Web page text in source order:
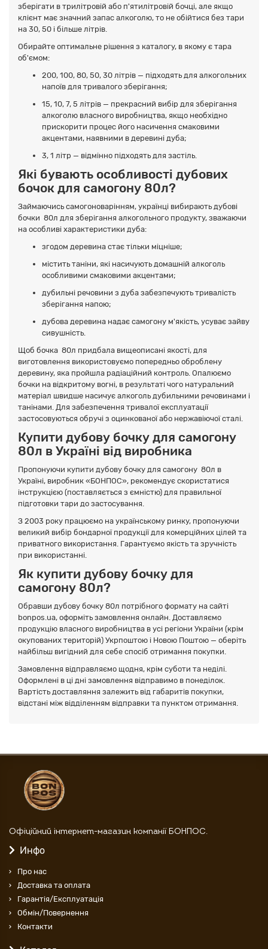
зберігати в трилітровій або п'ятилітровій бочці, але якщо
клієнт має значний запас алкоголю, то не обійтися без тари
на 30, 50 і більше літрів.
Обирайте оптимальне рішення з каталогу, в якому є тара
об'ємом:
200, 100, 80, 50, 30 літрів — підходять для алкогольних
напоїв для тривалого зберігання;
15, 10, 7, 5 літрів — прекрасний вибір для зберігання
алкоголю власного виробництва, якщо необхідно
прискорити процес його насичення смаковими
акцентами, наявними в деревині дуба;
3, 1 літр — відмінно підходять для застіль.
Які бувають особливості дубових
бочок для самогону 80л?
Займаючись самогоноварінням, українці вибирають дубові
бочки 80л для зберігання алкогольного продукту, зважаючи
на особливі характеристики дуба:
згодом деревина стає тільки міцніше;
містить таніни, які насичують домашній алкоголь
особливими смаковими акцентами;
дубильні речовини з дуба забезпечують тривалість
зберігання напою;
дубова деревина надає самогону м'якість, усуває зайву
сивушність.
Щоб бочка 80л придбала вищеописані якості, для
виготовлення використовуємо попередньо оброблену
деревину, яка пройшла радіаційний контроль. Опалюємо
бочки на відкритому вогні, в результаті чого натуральний
матеріал швидше насичує алкоголь дубильними речовинами і
танінами. Для забезпечення тривалої експлуатації
застосовуються обручі з оцинкованої або нержавіючої сталі.
Купити дубову бочку для самогону
80л в Україні від виробника
Пропонуючи купити дубову бочку для самогону 80л в
Україні, виробник «БОНПОС», рекомендує скористатися
інструкцією (поставляється з ємністю) для правильної
підготовки тари до застосування.
З 2003 року працюємо на українському ринку, пропонуючи
великий вибір бондарної продукції для комерційних цілей та
приватного використання. Гарантуємо якість та зручність
при використанні.
Як купити дубову бочку для
самогону 80л?
Обравши дубову бочку 80л потрібного формату на сайті
bonpos.ua, оформіть замовлення онлайн. Доставляємо
продукцію власного виробництва в усі регіони України (крім
окупованих територій) Укрпоштою і Новою Поштою — оберіть
найбільш вигідний для себе спосіб отримання покупки.
Замовлення відправляємо щодня, крім суботи та неділі.
Оформлені в ці дні замовлення відправимо в понеділок.
Вартість доставляння залежить від габаритів покупки,
відстані між відділенням відправки та пунктом отримання.
Офіційний інтернет-магазин компанії БОНПОС.
Инфо
Про нас
Доставка та оплата
Гарантія/Експлуатація
Обмін/Повернення
Контакти